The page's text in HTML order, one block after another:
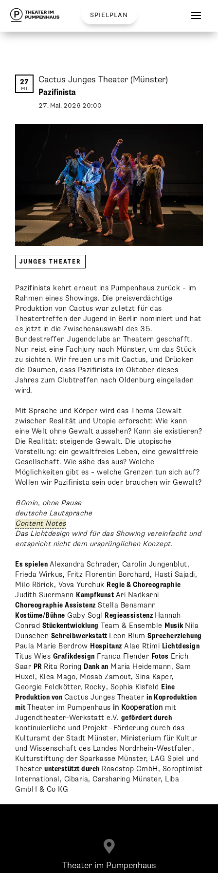
spielplan
27
MI
Cactus Junges Theater(Münster)
Pazifinista
27. Mai. 2026 20:00
JUNGES THEATER
Pazifinista kehrt erneut ins Pumpenhaus zurück – im
Rahmen eines Showings. Die preisverdächtige
Produktion von Cactus war zuletzt für das
Theatertreffen der Jugend in Berlin nominiert und hat
es jetzt in die Zwischenauswahl des 35.
Bundestreffen Jugendclubs an Theatern geschafft.
Nun reist eine Fachjury nach Münster, um das Stück
zu sichten. Wir freuen uns mit Cactus, und Drücken
die Daumen, dass Pazifinista im Oktober dieses
Jahres zum Clubtreffen nach Oldenburg eingeladen
wird.
Mit Sprache und Körper wird das Thema Gewalt
zwischen Realität und Utopie erforscht: Wie kann
eine Welt ohne Gewalt aussehen? Kann sie existieren?
Die Realität: steigende Gewalt. Die utopische
Vorstellung: ein gewaltfreies Leben, eine gewaltfreie
Gesellschaft. Wie sähe das aus? Welche
Möglichkeiten gibt es – welche Grenzen tun sich auf?
Wollen wir Pazifinista sein oder brauchen wir Gewalt?
60min, ohne Pause
deutsche Lautsprache
Content Notes
Das Lichtdesign wird für das Showing vereinfacht und
entspricht nicht dem ursprünglichen Konzept.
Es spielen Alexandra Schrader, Carolin Jungenblut,
Frieda Wirkus, Fritz Florentin Borchard, Hasti Sajadi,
Milo Rörick, Vova Yurchuk Regie & Choreographie
Judith Suermann Kampfkunst Ari Nadkarni
Choreographie Assistenz Stella Bensmann
Kostüme/Bühne Gaby Sogl Regieassistenz Hannah
Conrad Stückentwicklung Team & Ensemble Musik Nila
Dunschen Schreibwerkstatt Leon BlumSprecherziehung
Paula Marie Berdrow Hospitanz Alae Rtimi Lichtdesign
Titus Wies Grafikdesign Franca Flender Fotos Erich
Saar PR Rita Roring Dank an Maria Heidemann, Sam
Huxel, Klea Mago, Mosab Zamout, Sina Kaper,
Georgie Feldkötter, Rocky, Sophia Kisfeld Eine
Produktion von Cactus Junges Theater in Koproduktion
mitTheater im Pumpenhaus in Kooperation mit
Jugendtheater-Werkstatt e.V. gefördert durch
kontinuierliche und Projekt -Förderung durch das
Kulturamt der Stadt Münster, Ministerium für Kultur
und Wissenschaft des Landes Nordrhein-Westfalen,
Kulturstiftung der Sparkasse Münster, LAG Spiel und
Theaterunterstützt durch Roadstop GmbH, Soroptimist
International, Cibaria, Carsharing Münster, Liba
GmbH & Co KG

Theater im Pumpenhaus